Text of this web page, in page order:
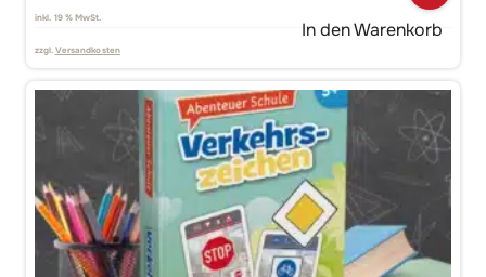
inkl. 19 % MwSt.
zzgl. Versandkosten
In den Warenkorb